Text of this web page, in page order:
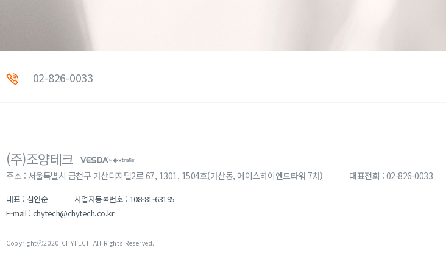
02-826-0033
(주)조양테크
주소 : 서울특별시 금천구 가산디지털2로 67, 1301, 1504호(가산동, 에이스하이엔드타워 7차) 대표전화 : 02-826-0033
대표 : 심연순
사업자등록번호 : 108-81-63195
E-mail : chytech@chytech.co.kr
Copyrightⓒ2020 CHYTECH All Rights Reserved.